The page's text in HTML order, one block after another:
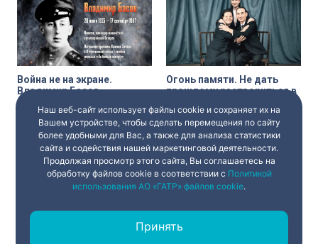
Война не на экране.
Владимир Басов
8 мая 2026 22:00
Огонь памяти. Не дать
прошлому раствориться в
8 мая 2026
Наш веб-сайт использует файлы cookie и сохраняет их на
Вашем устройстве, чтобы сделать перемещения по сайту
более удобными для Вас, а также для анализа статистики
сайта и содействия нашей маркетинговой деятельности.
Продолжая просмотр этого сайта, Вы соглашаетесь на
обработку файлов cookie в соответствии с Политикой
использования АО «ГАТР» файлов cookie.
Принять